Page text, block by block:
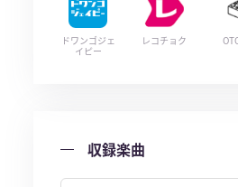
ドワンゴジェ
イピー
レコチョク
収録楽曲